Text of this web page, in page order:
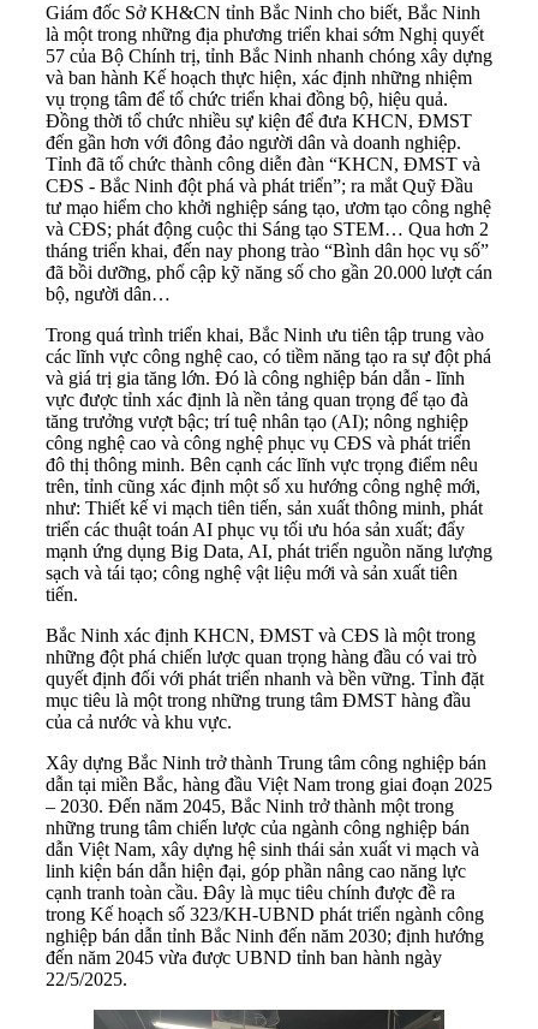
Giám đốc Sở KH&CN tỉnh Bắc Ninh cho biết, Bắc Ninh
là một trong những địa phương triển khai sớm Nghị quyết
57 của Bộ Chính trị, tỉnh Bắc Ninh nhanh chóng xây dựng
và ban hành Kế hoạch thực hiện, xác định những nhiệm
vụ trọng tâm để tổ chức triển khai đồng bộ, hiệu quả.
Đồng thời tổ chức nhiều sự kiện để đưa KHCN, ĐMST
đến gần hơn với đông đảo người dân và doanh nghiệp.
Tỉnh đã tổ chức thành công diễn đàn “KHCN, ĐMST và
CĐS - Bắc Ninh đột phá và phát triển”; ra mắt Quỹ Đầu
tư mạo hiểm cho khởi nghiệp sáng tạo, ươm tạo công nghệ
và CĐS; phát động cuộc thi Sáng tạo STEM… Qua hơn 2
tháng triển khai, đến nay phong trào “Bình dân học vụ số”
đã bồi dưỡng, phổ cập kỹ năng số cho gần 20.000 lượt cán
bộ, người dân…
Trong quá trình triển khai, Bắc Ninh ưu tiên tập trung vào
các lĩnh vực công nghệ cao, có tiềm năng tạo ra sự đột phá
và giá trị gia tăng lớn. Đó là công nghiệp bán dẫn - lĩnh
vực được tỉnh xác định là nền tảng quan trọng để tạo đà
tăng trưởng vượt bậc; trí tuệ nhân tạo (AI); nông nghiệp
công nghệ cao và công nghệ phục vụ CĐS và phát triển
đô thị thông minh. Bên cạnh các lĩnh vực trọng điểm nêu
trên, tỉnh cũng xác định một số xu hướng công nghệ mới,
như: Thiết kế vi mạch tiên tiến, sản xuất thông minh, phát
triển các thuật toán AI phục vụ tối ưu hóa sản xuất; đẩy
mạnh ứng dụng Big Data, AI, phát triển nguồn năng lượng
sạch và tái tạo; công nghệ vật liệu mới và sản xuất tiên
tiến.
Bắc Ninh xác định KHCN, ĐMST và CĐS là một trong
những đột phá chiến lược quan trọng hàng đầu có vai trò
quyết định đối với phát triển nhanh và bền vững. Tỉnh đặt
mục tiêu là một trong những trung tâm ĐMST hàng đầu
của cả nước và khu vực.
Xây dựng Bắc Ninh trở thành Trung tâm công nghiệp bán
dẫn tại miền Bắc, hàng đầu Việt Nam trong giai đoạn 2025
– 2030. Đến năm 2045, Bắc Ninh trở thành một trong
những trung tâm chiến lược của ngành công nghiệp bán
dẫn Việt Nam, xây dựng hệ sinh thái sản xuất vi mạch và
linh kiện bán dẫn hiện đại, góp phần nâng cao năng lực
cạnh tranh toàn cầu. Đây là mục tiêu chính được đề ra
trong Kế hoạch số 323/KH-UBND phát triển ngành công
nghiệp bán dẫn tỉnh Bắc Ninh đến năm 2030; định hướng
đến năm 2045 vừa được UBND tỉnh ban hành ngày
22/5/2025.